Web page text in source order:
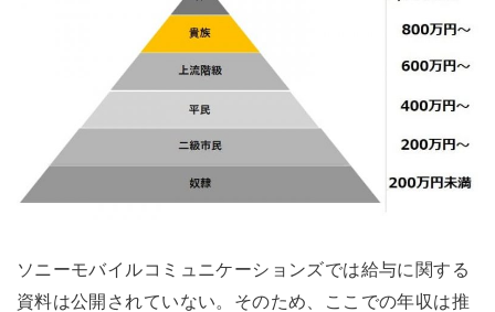
ソニーモバイルコミュニケーションズでは給与に関する
資料は公開されていない。そのため、ここでの年収は推